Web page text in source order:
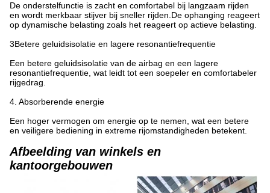
De onderstelfunctie is zacht en comfortabel bij langzaam rijden
en wordt merkbaar stijver bij sneller rijden.De ophanging reageert
op dynamische belasting zoals het reageert op actieve belasting.
3Betere geluidsisolatie en lagere resonantiefrequentie
Een betere geluidsisolatie van de airbag en een lagere
resonantiefrequentie, wat leidt tot een soepeler en comfortabeler
rijgedrag.
4. Absorberende energie
Een hoger vermogen om energie op te nemen, wat een betere
en veiligere bediening in extreme rijomstandigheden betekent.
Afbeelding van winkels en
kantoorgebouwen